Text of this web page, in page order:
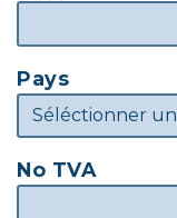
Pays
No TVA